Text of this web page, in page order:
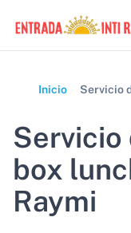
Inicio Servicio
Servicio
box
Raymi